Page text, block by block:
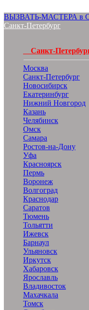
ВЫЗВАТЬ-МАСТЕРА в
Санкт-Петербург
Санкт-
Москва
Санкт-Петербург
Новосибирск
Екатеринбург
Нижний Новгород
Казань
Челябинск
Омск
Самара
Ростов-на-Дону
Уфа
Красноярск
Пермь
Воронеж
Волгоград
Краснодар
Саратов
Тюмень
Тольятти
Ижевск
Барнаул
Ульяновск
Иркутск
Хабаровск
Ярославль
Владивосток
Махачкала
Томск